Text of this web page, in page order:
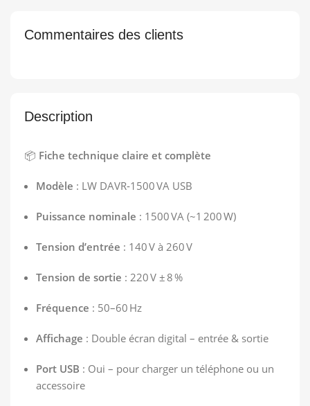
Description
📦 Fiche technique claire et complète
Modèle : LW DAVR‑1500 VA USB
Puissance nominale : 1500 VA (~1 200 W)
Tension d’entrée : 140 V à 260 V
Tension de sortie : 220 V ± 8 %
Fréquence : 50–60 Hz
Affichage : Double écran digital – entrée & sortie
Port USB : Oui – pour charger un téléphone ou un
accessoire
Commentaires des clients